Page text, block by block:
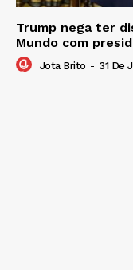
Trump nega ter
Mundo com
Jota Brito - 31 De